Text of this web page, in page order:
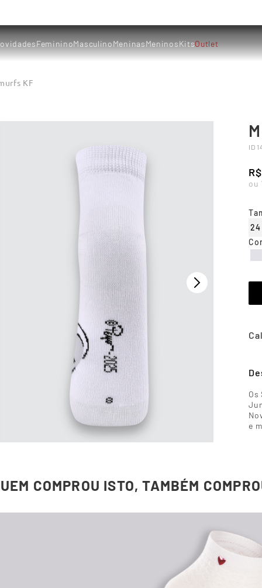
FemininoMasculinoMeninasMeninosKitsOutlet
KF
ID
R$
ou
Cor
24
e
COMPROU ISTO, TAMBÉM